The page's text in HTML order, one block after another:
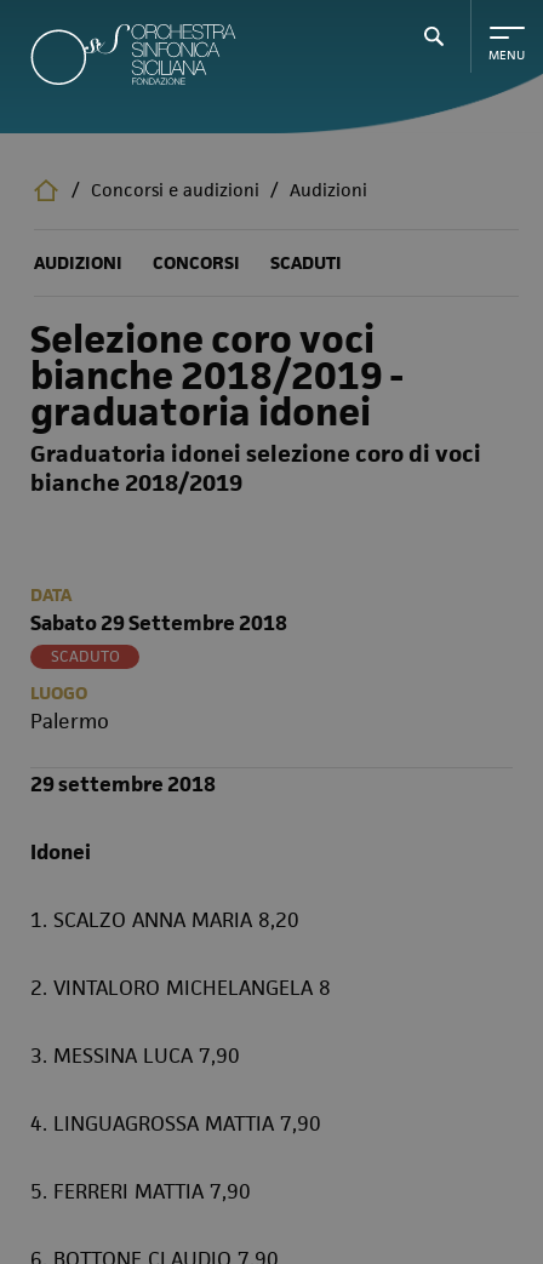
contenuto
principale
/ Concorsi e audizioni / Audizioni
AUDIZIONI CONCORSI SCADUTI
Selezione coro voci
bianche 2018/2019 -
graduatoria idonei
Graduatoria idonei selezione coro di voci
bianche 2018/2019
DATA
Sabato 29 Settembre 2018
SCADUTO
LUOGO
Palermo
29 settembre 2018
Idonei
1. SCALZO ANNA MARIA 8,20
2. VINTALORO MICHELANGELA 8
3. MESSINA LUCA 7,90
4. LINGUAGROSSA MATTIA 7,90
5. FERRERI MATTIA 7,90